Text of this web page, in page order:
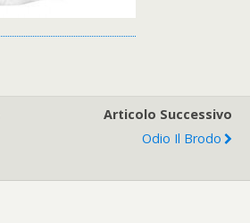
Articolo Successivo
Odio Il Brodo